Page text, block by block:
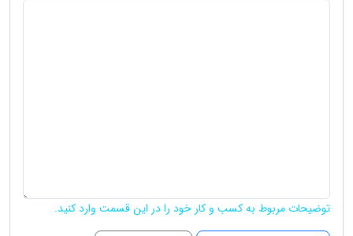
توضیحات مربوط به کسب و کار خود را در این قسمت وارد کنید.